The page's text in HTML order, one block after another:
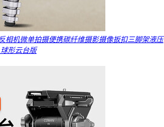
相机微单拍摄便携碳纤维摄影摄像扳扣三脚架液压
形云台版